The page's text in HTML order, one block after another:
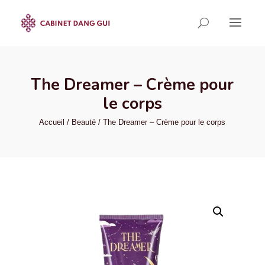
The Dreamer – Crème pour
le corps
Accueil / Beauté / The Dreamer – Crème pour le corps